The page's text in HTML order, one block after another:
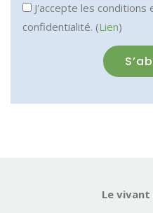
J'accepte les conditions
confidentialité. (Lien)
Le vivant